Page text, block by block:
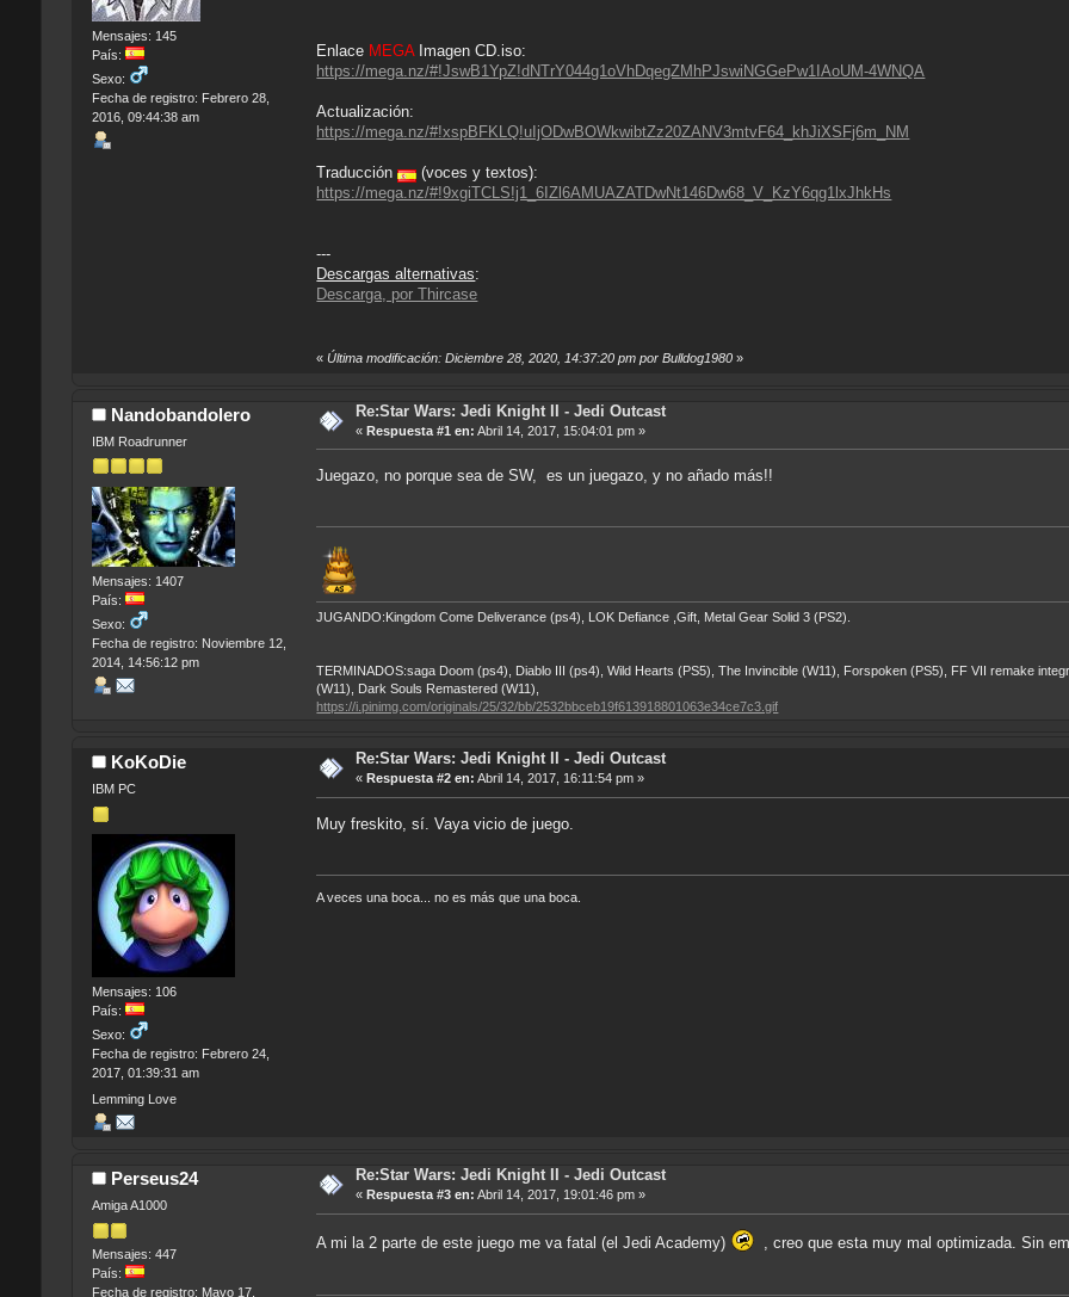
Mensajes: 145
País:
Sexo:
Fecha de registro: Febrero 28,
2016, 09:44:38 am
Enlace MEGA Imagen CD.iso:
https://mega.nz/#!JswB1YpZ!dNTrY044g1oVhDqegZMhPJswiNGGePw1IAoUM-4WNQA
Actualización:
https://mega.nz/#!xspBFKLQ!uIjODwBOWkwibtZz20ZANV3mtvF64_khJiXSFj6m_NM
Traducción
(voces y textos):
https://mega.nz/#!9xgiTCLS!j1_6IZl6AMUAZATDwNt146Dw68_V_KzY6qg1lxJhkHs
---
Descargas alternativas:
Descarga, por Thircase
«Última modificación: Diciembre 28, 2020, 14:37:20 pm por Bulldog1980 »
Nandobandolero
IBM Roadrunner
Mensajes: 1407
País:
Sexo:
Fecha de registro: Noviembre 12,
2014, 14:56:12 pm
Re:Star Wars: Jedi Knight II - Jedi Outcast
« Respuesta #1 en: Abril 14, 2017, 15:04:01 pm »
Juegazo, no porque sea de SW, es un juegazo, y no añado más!!
JUGANDO:Kingdom Come Deliverance (ps4), LOK Defiance ,Gift, Metal Gear Solid 3 (PS2).
TERMINADOS:saga Doom (ps4), Diablo III (ps4), Wild Hearts (PS5), The Invincible (W11), Forspoken (PS5), FF VII remake
(W11), Dark Souls Remastered (W11),
https://i.pinimg.com/originals/25/32/bb/2532bbceb19f613918801063e34ce7c3.gif
KoKoDie
IBM PC
Mensajes: 106
País:
Sexo:
Fecha de registro: Febrero 24,
2017, 01:39:31 am
Lemming Love
Re:Star Wars: Jedi Knight II - Jedi Outcast
« Respuesta #2 en: Abril 14, 2017, 16:11:54 pm »
Muy freskito, sí. Vaya vicio de juego.
A veces una boca... no es más que una boca.
Perseus24
Amiga A1000
Mensajes: 447
País:
Fecha de registro: Mayo 17,
Re:Star Wars: Jedi Knight II - Jedi Outcast
« Respuesta #3 en: Abril 14, 2017, 19:01:46 pm »
A mi la 2 parte de este juego me va fatal (el Jedi Academy) , creo que esta muy mal optimizada. Sin